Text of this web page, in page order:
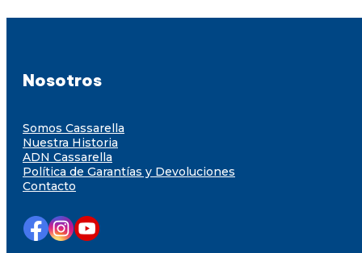
Nosotros
Somos Cassarella
Nuestra Historia
ADN Cassarella
Política de Garantías y Devoluciones
Contacto